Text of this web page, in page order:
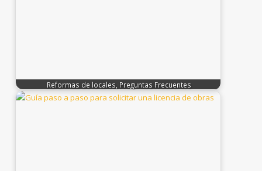
Reformas de locales, Preguntas Frecuentes